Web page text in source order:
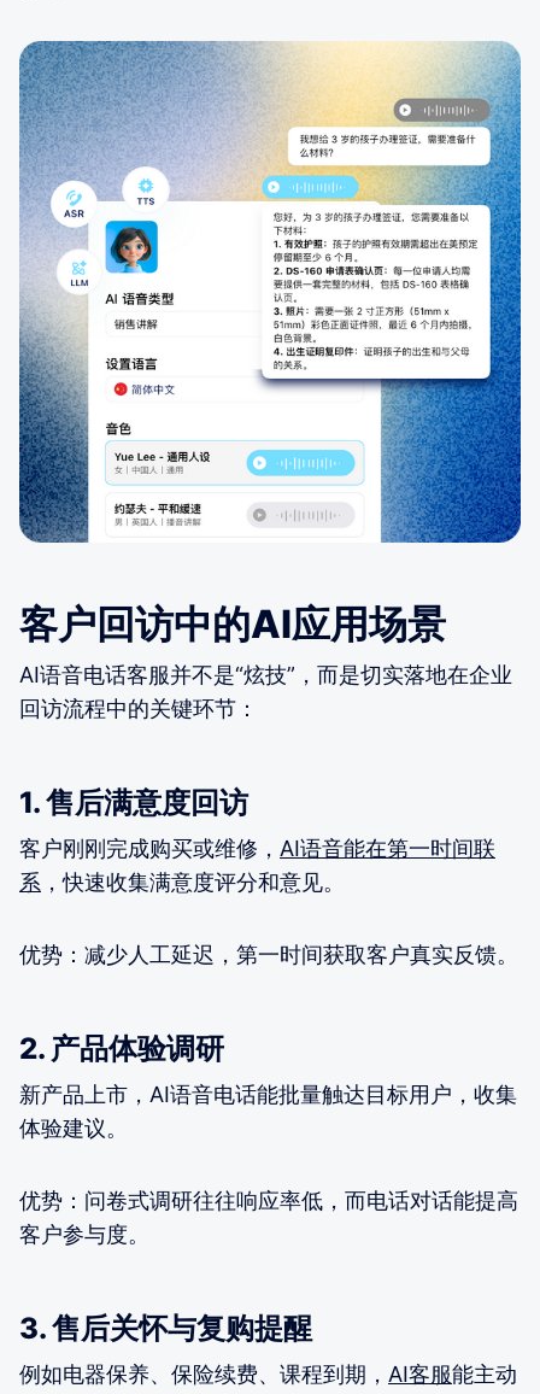
客户回访中的AI应用场景
AI语音电话客服并不是“炫技”，而是切实落地在企业
回访流程中的关键环节：
1. 售后满意度回访
客户刚刚完成购买或维修， AI语音能在第一时间联
系 ，快速收集满意度评分和意见。
优势：减少人工延迟，第一时间获取客户真实反馈。
2. 产品体验调研
新产品上市，AI语音电话能批量触达目标用户，收集
体验建议。
优势：问卷式调研往往响应率低，而电话对话能提高
客户参与度。
3. 售后关怀与复购提醒
例如电器保养、保险续费、课程到期， AI客服能主动